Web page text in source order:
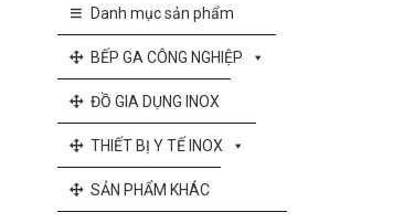
Danh mục sản phẩm
BẾP GA CÔNG NGHIỆP
ĐỒ GIA DỤNG INOX
THIẾT BỊ Y TẾ INOX
SẢN PHẨM KHÁC